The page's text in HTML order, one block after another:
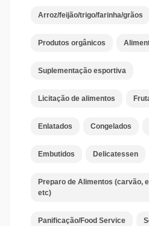
Arroz/feijão/trigo/farinha/grãos
Produtos orgânicos
Suplementação esportiva
Licitação de alimentos
Enlatados Congelados
Embutidos Delicatessen
Preparo de Alimentos (carvão,
etc)
Panificação/Food Service